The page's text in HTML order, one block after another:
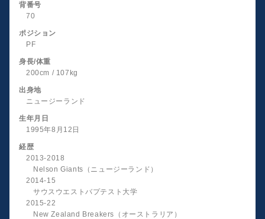
背番号
70
ポジション
PF
身長/体重
200cm / 107kg
出身地
ニュージーランド
生年月日
1995年8月12日
経歴
2013-2018
Nelson Giants（ニュージーランド）
2014-15
サウスウエストバプテスト大学
2015-22
New Zealand Breakers（オーストラリア）